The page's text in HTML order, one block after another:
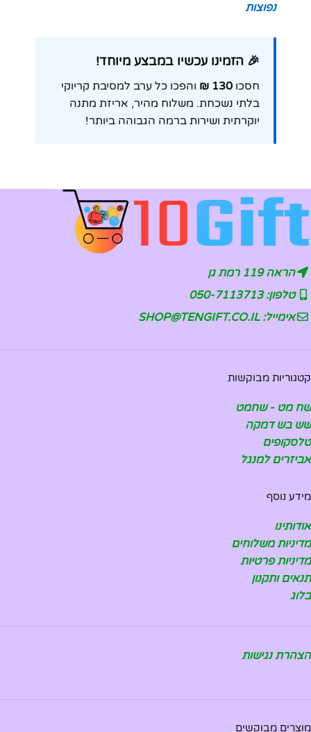
נפוצות
🎉 הזמינו עכשיו במבצע מיוחד!
חסכו 130 ₪
והפכו כל ערב למסיבת קריוקי
בלתי נשכחת. משלוח מהיר, אריזת מתנה
יוקרתית ושירות ברמה הגבוהה ביותר!
הראה 119 רמת גן
טלפון: 050-7113713
אימייל: SHOP@TENGIFT.CO.IL
קטגוריות מבוקשות
שח מט - שחמט
שש בש דמקה
טלסקופים
אביזרים למנגל
מידע נוסף
אודותינו
מדיניות משלוחים
מדיניות פרטיות
תנאים ותקנון
בלוג
הצהרת נגישות
מוצרים מבוקשים